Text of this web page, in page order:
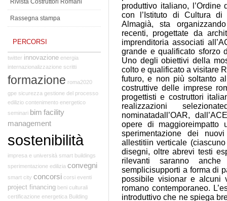
produttivo italiano,
con l’Istituto di Cultura
Almagià, sta
recenti, progettate da
imprenditoria associati
grande e qualificato sforzo
Uno degli obiettivi della
colto e qualificato a visitare
futuro, e non più soltanto
costruttive delle imprese
progettisti e costruttori
realizzazioni
nominatadall’OAR,
opere di maggioreimpatto
sperimentazione dei
allestitiin verticale
disegni, oltre abrevi testi
rilevanti saranno
semplicisupporti a forma di
possibile visionar e alcuni
romano contemporaneo.
introduttivo che ne spiega
Rassegna stampa
PERCORSI
twitter innovazione energia
internazionalizzazione scritti
formazione roma2020
gpe sicurezza gestione del processo
edilizio contenimento energetico
seminari bim facility
management
sostenibilità
impresa e università smart buildings
sperimentazione edilizia convegni
smart city concorsi corsi eventi
project financing beni culturali
certificazione energetica Building